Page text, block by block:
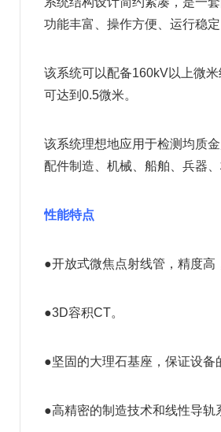
功能丰富、操作方便、运行稳
该系统可以配备160kV以上微
可达到0.5微米。
该系统理想地应用于检测均质
配件制造、机械、船舶、兵器
性能特点
●开放式微焦点射线管，精度高
●3D容积CT。
●坚固的大理石基座，保证设备
●高精密的制造技术和线性导轨